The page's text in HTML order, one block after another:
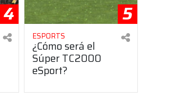
4 5
ESPORTS
¿Cómo será el
Súper TC2000
eSport?